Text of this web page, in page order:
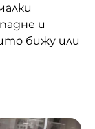
и
бижу или